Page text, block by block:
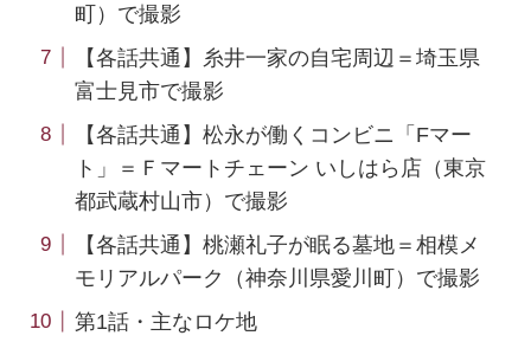
町）で撮影
【各話共通】糸井一家の自宅周辺＝埼玉県
富士見市で撮影
【各話共通】松永が働くコンビニ「Fマー
ト」＝Ｆマートチェーン いしはら店（東京
都武蔵村山市）で撮影
【各話共通】桃瀬礼子が眠る墓地＝相模メ
モリアルパーク（神奈川県愛川町）で撮影
第1話・主なロケ地